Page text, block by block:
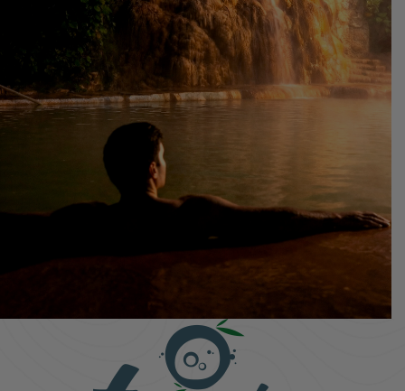
Hotel
La esencia de la naturaleza y el descanso más puro de la